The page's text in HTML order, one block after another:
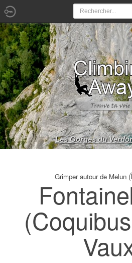
Les Gorges du
Grimper autour de Melun